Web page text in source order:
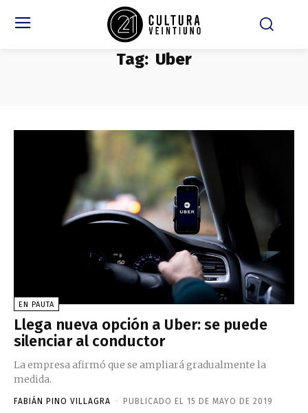
Tag: Uber
EN PAUTA
Llega nueva opción a Uber: se puede
silenciar al conductor
La empresa afirmó que se ampliará gradualmente la
medida.
FABIÁN PINO VILLAGRA - PUBLICADO EL 15 DE MAYO DE 2019